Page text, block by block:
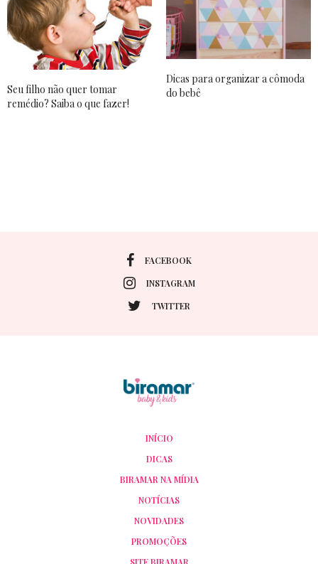
Seu filho não quer tomar
remédio? Saiba o que fazer!
Dicas para organizar a cômoda
do bebê
FACEBOOK
INSTAGRAM
TWITTER
INÍCIO
DICAS
BIRAMAR NA MÍDIA
NOTÍCIAS
NOVIDADES
PROMOÇÕES